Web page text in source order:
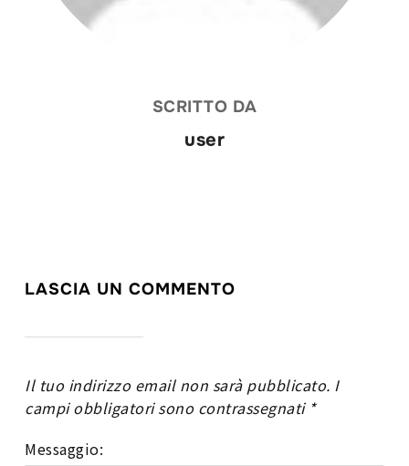
SCRITTO DA
user
LASCIA UN COMMENTO
Il tuo indirizzo email non sarà pubblicato. I
campi obbligatori sono contrassegnati *
Messaggio: